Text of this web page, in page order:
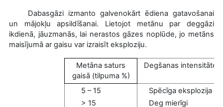
Dabasgāzi izmanto galvenokārt ēdiena gatavošanai
un mājokļu apsildīšanai. Lietojot metānu par deggāzi
ikdienā, jāuzmanās, lai nerastos gāzes noplūde, jo metāns
maisījumā ar gaisu var izraisīt eksploziju.
Metāna saturs
gaisā (tilpuma %)
Degšanas intensitāte
5 – 15
> 15
Spēcīga eksplozija
Deg mierīgi